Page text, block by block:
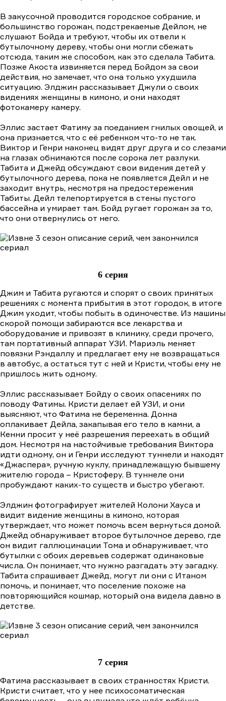
В закусочной проводится городское собрание, и
большинство горожан, подстрекаемые Дейлом, не
слушают Бойда и требуют, чтобы их отвели к
бутылочному дереву, чтобы они могли сбежать
отсюда, таким же способом, как это сделала Табита.
Позже Акоста извиняется перед Бойдом за свои
действия, но замечает, что она только ухудшила
ситуацию. Элджин рассказывает Джули о своих
видениях женщины в кимоно, и они находят
фотокамеру камеру.
Эллис застает Фатиму за поеданием гнилых овощей, и
она признается, что с её ребенком что-то не так.
Виктор и Генри наконец видят друг друга и со слезами
на глазах обнимаются после сорока лет разлуки.
Табита и Джейд обсуждают свои видения детей у
бутылочного дерева, пока не появляется Дейл и не
заходит внутрь, несмотря на предостережения
Табиты. Дейл телепортируется в стены пустого
бассейна и умирает там. Бойд ругает горожан за то,
что они отвернулись от него.
6 серия
Джим и Табита ругаются и спорят о своих принятых
решениях с момента прибытия в этот городок, в итоге
Джим уходит, чтобы побыть в одиночестве. Из машины
скорой помощи забираются все лекарства и
оборудование и привозят в клинику, среди прочего,
там портативный аппарат УЗИ. Мариэль меняет
повязки Рэндаллу и предлагает ему не возвращаться
в автобус, а остаться тут с ней и Кристи, чтобы ему не
пришлось жить одному.
Эллис рассказывает Бойду о своих опасениях по
поводу Фатимы. Кристи делает ей УЗИ, и они
выясняют, что Фатима не беременна. Донна
оплакивает Дейла, закапывая его тело в камни, а
Кенни просит у неё разрешения переехать в общий
дом. Несмотря на настойчивые требования Виктора
идти одному, он и Генри исследуют туннели и находят
«Джаспера», ручную куклу, принадлежащую бывшему
жителю города – Кристоферу. В туннеле они
пробуждают каких-то существ и быстро убегают.
Элджин фотографирует жителей Колони Хауса и
видит видение женщины в кимоно, которая
утверждает, что может помочь всем вернуться домой.
Джейд обнаруживает второе бутылочное дерево, где
он видит галлюцинации Тома и обнаруживает, что
бутылки с обоих деревьев содержат одинаковые
числа. Он понимает, что нужно разгадать эту загадку.
Табита спрашивает Джейд, могут ли они с Итаном
помочь, и понимает, что поселение похоже на
повторяющийся кошмар, который она видела давно в
детстве.
7 серия
Фатима рассказывает в своих странностях Кристи.
Кристи считает, что у нее психосоматическая